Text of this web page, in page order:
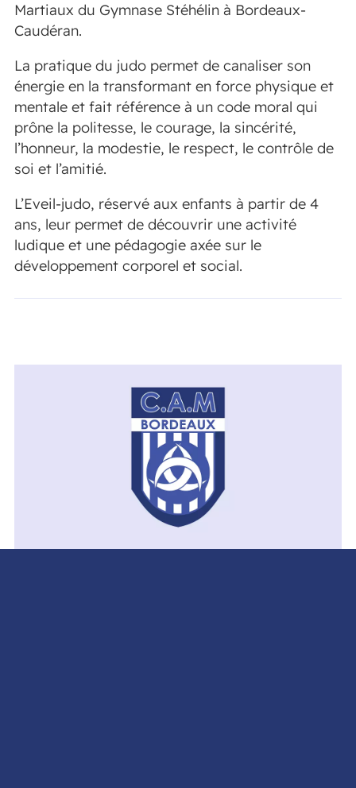
Martiaux du Gymnase Stéhélin à Bordeaux-
Caudéran.
La pratique du judo permet de canaliser son
énergie en la transformant en force physique et
mentale et fait référence à un code moral qui
prône la politesse, le courage, la sincérité,
l’honneur, la modestie, le respect, le contrôle de
soi et l’amitié.
L’Eveil-judo, réservé aux enfants à partir de 4
ans, leur permet de découvrir une activité
ludique et une pédagogie axée sur le
développement corporel et social.